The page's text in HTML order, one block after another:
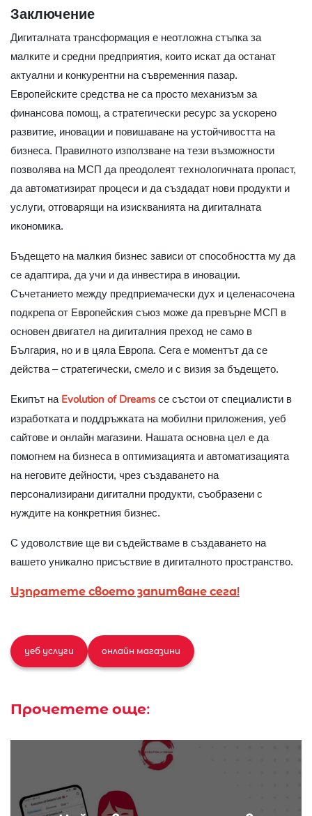
Заключение
Дигиталната трансформация е неотложна стъпка за
малките и средни предприятия, които искат да останат
актуални и конкурентни на съвременния пазар.
Европейските средства не са просто механизъм за
финансова помощ, а стратегически ресурс за ускорено
развитие, иновации и повишаване на устойчивостта на
бизнеса. Правилното използване на тези възможности
позволява на МСП да преодолеят технологичната пропаст,
да автоматизират процеси и да създадат нови продукти и
услуги, отговарящи на изискванията на дигиталната
икономика.
Бъдещето на малкия бизнес зависи от способността му да
се адаптира, да учи и да инвестира в иновации.
Съчетанието между предприемачески дух и целенасочена
подкрепа от Европейския съюз може да превърне МСП в
основен двигател на дигиталния преход не само в
България, но и в цяла Европа. Сега е моментът да се
действа – стратегически, смело и с визия за бъдещето.
Екипът на Evolution of Dreams се състои от специалисти в
изработката и поддръжката на мобилни приложения, уеб
сайтове и онлайн магазини. Нашата основна цел е да
помогнем на бизнеса в оптимизацията и автоматизацията
на неговите дейности, чрез създаването на
персонализирани дигитални продукти, съобразени с
нуждите на конкретния бизнес.
С удоволствие ще ви съдействаме в създаването на
вашето уникално присъствие в дигиталното пространство.
Изпратете своето запитване сега!
уеб услуги онлайн магазини
Прочетете още: